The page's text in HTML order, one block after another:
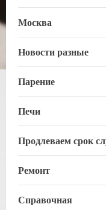
Москва
Новости разные
Парение
Печи
Продлеваем срок
Ремонт
Справочная